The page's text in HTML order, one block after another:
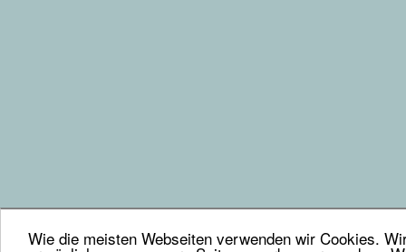
Wie die meisten Webseiten verwenden wir Cookies.